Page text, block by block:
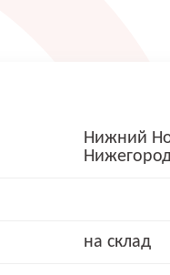
Нижний
на склад